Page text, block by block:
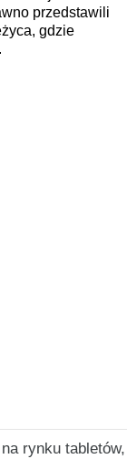
rynku tabletów,